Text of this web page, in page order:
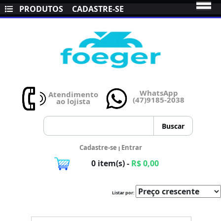
PRODUTOS CADASTRE-SE
Atendimento
ao lojista
WhatsApp
(47)9185-2038
Cadastre-se | Entrar
0 item(s) - R$ 0,00
Listar por: